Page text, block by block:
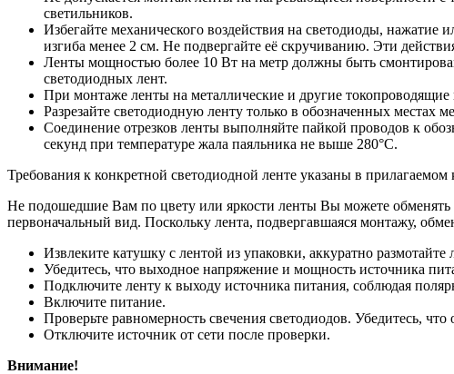
светильников.
Избегайте механического воздействия на светодиоды,
изгиба менее 2 см. Не подвергайте её скручиванию. Эти
Ленты мощностью более 10 Вт на метр должны быть
светодиодных лент.
При монтаже ленты на металлические и другие токопроводящие
Разрезайте светодиодную ленту только в обозначенных местах
Соединение отрезков ленты выполняйте пайкой проводов к
секунд при температуре жала паяльника не выше 280°С.
Требования к конкретной светодиодной ленте указаны в прилагаемом
Не подошедшие Вам по цвету или яркости ленты Вы можете обменять
первоначальный вид. Поскольку лента, подвергавшаяся монтажу,
Извлеките катушку с лентой из упаковки, аккуратно
Убедитесь, что выходное напряжение и мощность источника
Подключите ленту к выходу источника питания, соблюдая
Включите питание.
Проверьте равномерность свечения светодиодов. Убедитесь,
Отключите источник от сети после проверки.
Внимание!